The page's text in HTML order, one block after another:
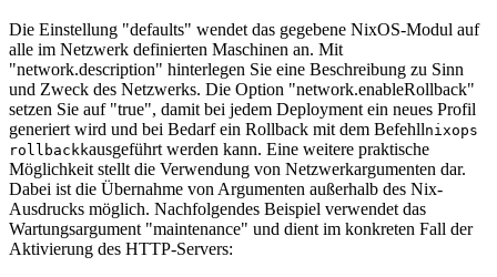
Die Einstellung "defaults" wendet das gegebene NixOS-Modul auf
alle im Netzwerk definierten Maschinen an. Mit
"network.description" hinterlegen Sie eine Beschreibung zu Sinn
und Zweck des Netzwerks. Die Option "network.enableRollback"
setzen Sie auf "true", damit bei jedem Deployment ein neues Profil
generiert wird und bei Bedarf ein Rollback mit dem Befehllnixops
rollbackkausgeführt werden kann. Eine weitere praktische
Möglichkeit stellt die Verwendung von Netzwerkargumenten dar.
Dabei ist die Übernahme von Argumenten außerhalb des Nix-
Ausdrucks möglich. Nachfolgendes Beispiel verwendet das
Wartungsargument "maintenance" und dient im konkreten Fall der
Aktivierung des HTTP-Servers: